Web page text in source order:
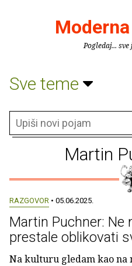
Pogledaj...
Sve teme
Martin
RAZGOVOR • 05.06.2025.
Martin Puchner: Ne
prestale oblikovati
Na kulturu gledam kao na